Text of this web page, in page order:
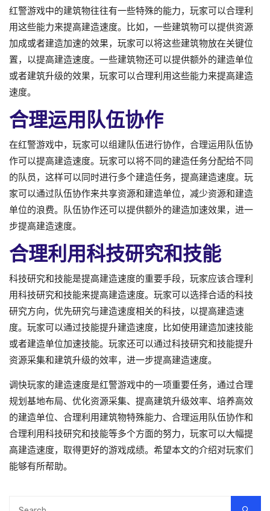
红警游戏中的建筑物往往有一些特殊的能力，玩家可以合理利
用这些能力来提高建造速度。比如，一些建筑物可以提供资源
加成或者建造加速的效果，玩家可以将这些建筑物放在关键位
置，以提高建造速度。一些建筑物还可以提供额外的建造单位
或者建筑升级的效果，玩家可以合理利用这些能力来提高建造
速度。
合理运用队伍协作
在红警游戏中，玩家可以组建队伍进行协作，合理运用队伍协
作可以提高建造速度。玩家可以将不同的建造任务分配给不同
的队员，这样可以同时进行多个建造任务，提高建造速度。玩
家可以通过队伍协作来共享资源和建造单位，减少资源和建造
单位的浪费。队伍协作还可以提供额外的建造加速效果，进一
步提高建造速度。
合理利用科技研究和技能
科技研究和技能是提高建造速度的重要手段，玩家应该合理利
用科技研究和技能来提高建造速度。玩家可以选择合适的科技
研究方向，优先研究与建造速度相关的科技，以提高建造速
度。玩家可以通过技能提升建造速度，比如使用建造加速技能
或者建造单位加速技能。玩家还可以通过科技研究和技能提升
资源采集和建筑升级的效率，进一步提高建造速度。
调快玩家的建造速度是红警游戏中的一项重要任务，通过合理
规划基地布局、优化资源采集、提高建筑升级效率、培养高效
的建造单位、合理利用建筑物特殊能力、合理运用队伍协作和
合理利用科技研究和技能等多个方面的努力，玩家可以大幅提
高建造速度，取得更好的游戏成绩。希望本文的介绍对玩家们
能够有所帮助。